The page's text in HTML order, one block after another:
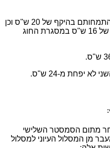
ילמדו התלמידים קורסים בתחום התמחותם בהיקף של 20 ש"ס וכן
שיעורים בתחומים נוספים בהיקף של 16 ש"ס במסגרת החוג
לא יפחת מ-24 ש"ס.
מתום הסמסטר השלישי
מן המסלול העיוני למסלול